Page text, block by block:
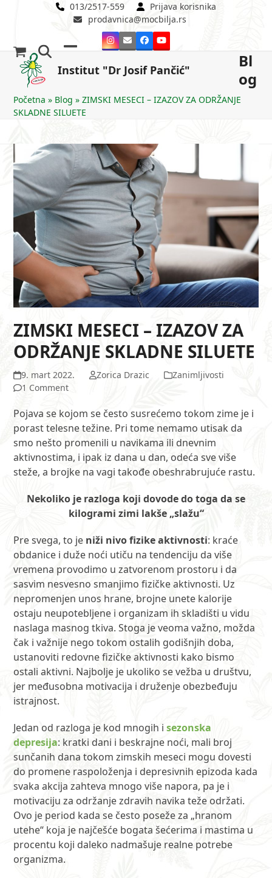
013/2517-559
Prijava korisnika
prodavnica@mocbilja.rs
Instagram
EmailFacebookYouTube
Institut "Dr Josif Pančić"
mobile
menu
mobile
menu
Bl
og
Početna » Blog »ZIMSKI MESECI – IZAZOV ZA ODRŽANJE
SKLADNE SILUETE
ZIMSKI MESECI – IZAZOV ZA
ODRŽANJE SKLADNE SILUETE
9. mart 2022. Zorica Drazic
Zanimljivosti
1 Comment
Pojava se kojom se često susrećemo tokom zime je i
porast telesne težine. Pri tome nemamo utisak da
smo nešto promenili u navikama ili dnevnim
aktivnostima, i ipak iz dana u dan, odeća sve više
steže, a brojke na vagi takođe obeshrabrujuće rastu.
Nekoliko je razloga koji dovode do toga da se
kilogrami zimi lakše „slažu“
Pre svega, to je niži nivo fizike aktivnosti: kraće
obdanice i duže noći utiču na tendenciju da više
vremena provodimo u zatvorenom prostoru i da
sasvim nesvesno smanjimo fizičke aktivnosti. Uz
nepromenjen unos hrane, brojne unete kalorije
ostaju neupotebljene i organizam ih skladišti u vidu
naslaga masnog tkiva. Stoga je veoma važno, možda
čak i važnije nego tokom ostalih godišnjih doba,
ustanoviti redovne fizičke aktivnosti kako bismo
ostali aktivni. Najbolje je ukoliko se vežba u društvu,
jer međusobna motivacija i druženje obezbeđuju
istrajnost.
Jedan od razloga je kod mnogih isezonska
depresija: kratki dani i beskrajne noći, mali broj
sunčanih dana tokom zimskih meseci mogu dovesti
do promene raspoloženja i depresivnih epizoda kada
svaka akcija zahteva mnogo više napora, pa je i
motivaciju za održanje zdravih navika teže održati.
Ovo je period kada se često poseže za „hranom
utehe“ koja je najčešće bogata šećerima i mastima u
procentu koji daleko nadmašuje realne potrebe
organizma.